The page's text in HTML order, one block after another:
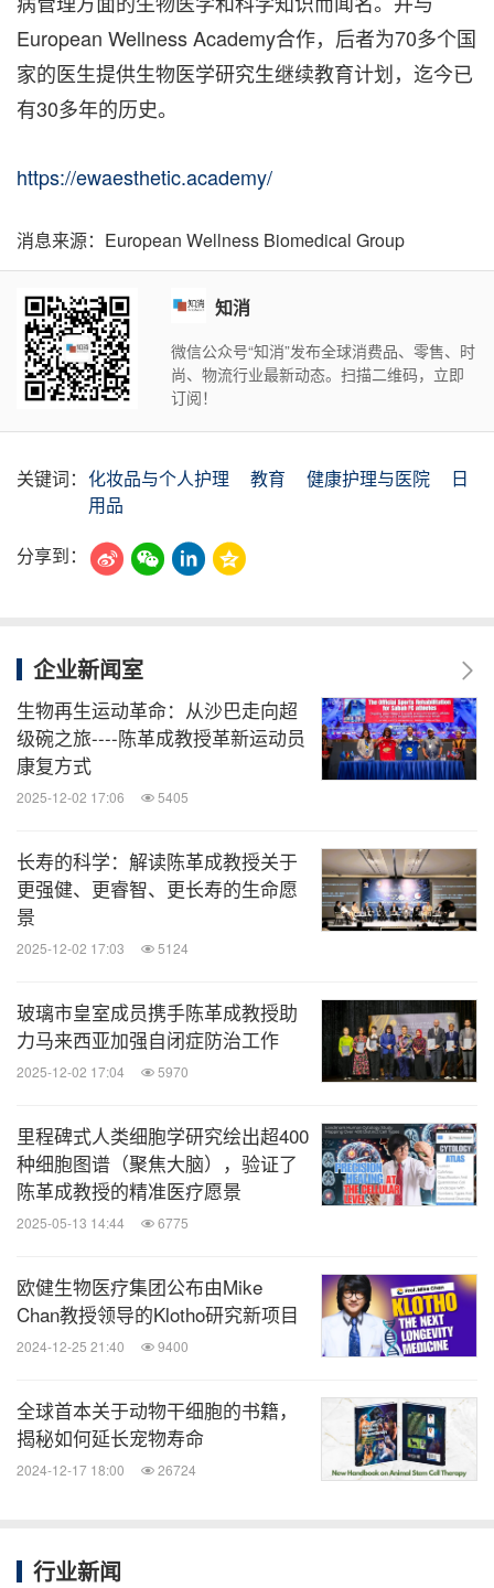
European Wellness Academy合作，后者为70多个国
家的医生提供生物医学研究生继续教育计划，迄今已
有30多年的历史。
https://ewaesthetic.academy/
消息来源：European Wellness Biomedical Group
知消
微信公众号“知消”发布全球消费品、零售、时
尚、物流行业最新动态。扫描二维码，立即
订阅！
关键词： 化妆品与个人护理 教育 健康护理与医院
日
用品
分享到：
企业新闻室
生物再生运动革命：从沙巴走向超
级碗之旅----陈革成教授革新运动员
康复方式
2025-12-02 17:06 5405
长寿的科学：解读陈革成教授关于
更强健、更睿智、更长寿的生命愿
景
2025-12-02 17:03 5124
玻璃市皇室成员携手陈革成教授助
力马来西亚加强自闭症防治工作
2025-12-02 17:04 5970
里程碑式人类细胞学研究绘出超400
种细胞图谱（聚焦大脑），验证了
陈革成教授的精准医疗愿景
2025-05-13 14:44 6775
欧健生物医疗集团公布由Mike
Chan教授领导的Klotho研究新项目
2024-12-25 21:40 9400
全球首本关于动物干细胞的书籍，
揭秘如何延长宠物寿命
2024-12-17 18:00 26724
行业新闻